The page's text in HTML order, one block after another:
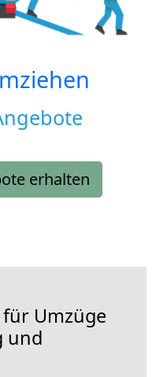
erhalten
Umzüge
und